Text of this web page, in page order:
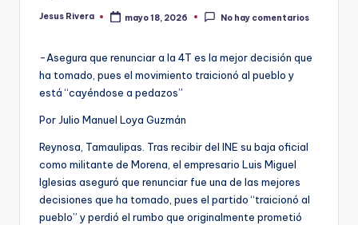
Publicado
Jesus Rivera mayo 18, 2026 No hay comentarios
-Asegura que renunciar a la 4T es la mejor decisión que
ha tomado, pues el movimiento traicionó al pueblo y
está “cayéndose a pedazos”
Por Julio Manuel Loya Guzmán
Reynosa, Tamaulipas. Tras recibir del INE su baja oficial
como militante de Morena, el empresario Luis Miguel
Iglesias aseguró que renunciar fue una de las mejores
decisiones que ha tomado, pues el partido “traicionó al
pueblo” y perdió el rumbo que originalmente prometió